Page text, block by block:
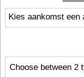
Kies aankomst een
Choose between 2